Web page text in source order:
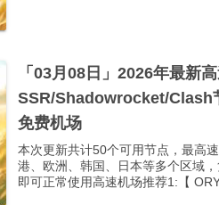
「03月08日」2026年最新
SSR/Shadowrocket/Clash
免费机场
本次更新共计50个可用节点，最高
港、欧洲、韩国、日本等多个区域
即可正常使用高速机场推荐1:【